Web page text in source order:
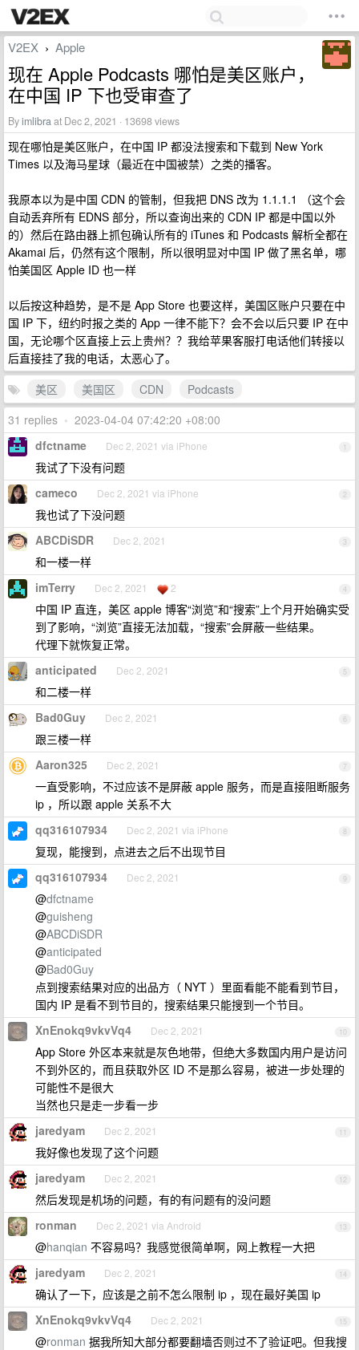
V2EX › Apple
现在 Apple Podcasts 哪怕是美区账户，
在中国 IP 下也受审查了
Byimlibraat Dec 2, 2021 · 13698 views
现在哪怕是美区账户，在中国 IP 都没法搜索和下载到 New York
Times 以及海马星球（最近在中国被禁）之类的播客。
我原本以为是中国 CDN 的管制，但我把 DNS 改为 1.1.1.1 （这个会
自动丢弃所有 EDNS 部分，所以查询出来的 CDN IP 都是中国以外
的）然后在路由器上抓包确认所有的 iTunes 和 Podcasts 解析全都在
Akamai 后，仍然有这个限制，所以很明显对中国 IP 做了黑名单，哪
怕美国区 Apple ID 也一样
以后按这种趋势，是不是 App Store 也要这样，美国区账户只要在中
国 IP 下，纽约时报之类的 App 一律不能下？会不会以后只要 IP 在中
国，无论哪个区直接上云上贵州？？我给苹果客服打电话他们转接以
后直接挂了我的电话，太恶心了。
美区
美国区 CDN
Podcasts
31 replies • 2023-04-04 07:42:20 +08:00
1
dfctname Dec 2, 2021 via iPhone
我试了下没有问题
2
cameco Dec 2, 2021 via iPhone
我也试了下没问题
3
ABCDiSDR Dec 2, 2021
和一楼一样
4
imTerry Dec 2, 2021 2
中国 IP 直连，美区 apple 博客“浏览”和“搜索”上个月开始确实受
到了影响，“浏览”直接无法加载，“搜索”会屏蔽一些结果。
代理下就恢复正常。
5
anticipated Dec 2, 2021
和二楼一样
6
Bad0Guy Dec 2, 2021
跟三楼一样
7
Aaron325 Dec 2, 2021
一直受影响，不过应该不是屏蔽 apple 服务，而是直接阻断服务
ip ，所以跟 apple 关系不大
8
qq316107934 Dec 2, 2021 via iPhone
复现，能搜到，点进去之后不出现节目
9
qq316107934 Dec 2, 2021
@dfctname
@guisheng
@ABCDiSDR
@anticipated
@Bad0Guy
点到搜索结果对应的出品方（ NYT ）里面看能不能看到节目，
国内 IP 是看不到节目的，搜索结果只能搜到一个节目。
10
XnEnokq9vkvVq4 Dec 2, 2021
App Store 外区本来就是灰色地带，但绝大多数国内用户是访问
不到外区的，而且获取外区 ID 不是那么容易，被进一步处理的
可能性不是很大
当然也只是走一步看一步
11
jaredyam Dec 2, 2021
我好像也发现了这个问题
12
jaredyam Dec 2, 2021
然后发现是机场的问题，有的有问题有的没问题
13
ronman Dec 2, 2021 via Android
@hanqian 不容易吗？我感觉很简单啊，网上教程一大把
14
jaredyam Dec 2, 2021
确认了一下，应该是之前不怎么限制 ip ，现在最好美国 ip
15
XnEnokq9vkvVq4 Dec 2, 2021
@ronman 据我所知大部分都要翻墙否则过不了验证吧。但我搜